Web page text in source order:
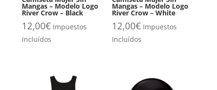
Mangas – Modelo Logo
River Crow – Black
12,00€ Impuestos
Incluídos
Mangas – Modelo Logo
River Crow – White
12,00€ Impuestos
Incluídos